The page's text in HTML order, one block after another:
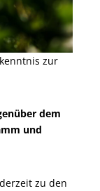
zur
dem
und
zu den